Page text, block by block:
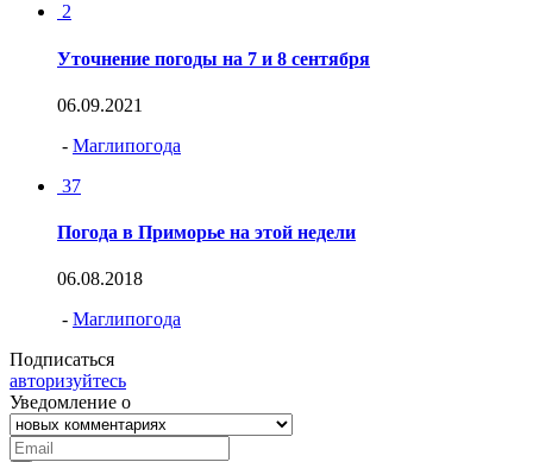
2
Уточнение погоды на 7 и 8 сентября
06.09.2021
- Маглипогода
37
Погода в Приморье на этой недели
06.08.2018
- Маглипогода
Подписаться
авторизуйтесь
Уведомление о